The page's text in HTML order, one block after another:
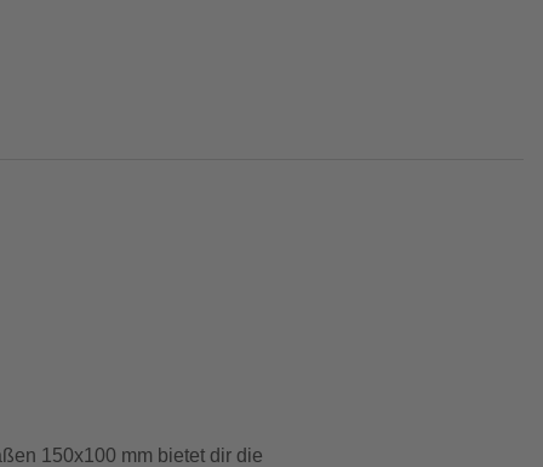
150x100 mm bietet dir die